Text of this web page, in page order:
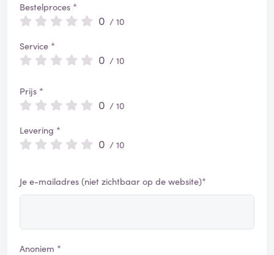
Bestelproces *
0 / 10
Service *
0 / 10
Prijs *
0 / 10
Levering *
0 / 10
Je e-mailadres (niet zichtbaar op de website)*
Anoniem *